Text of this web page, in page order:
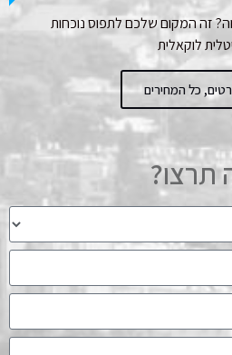
זה המקום שלכם לתפוס נוכחות
לוקאלית
כל המחירים
תרצו?